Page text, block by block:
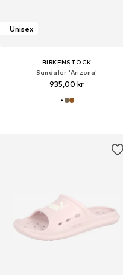
Unisex
BIRKENSTOCK
Sandaler 'Arizona'
935,00 kr